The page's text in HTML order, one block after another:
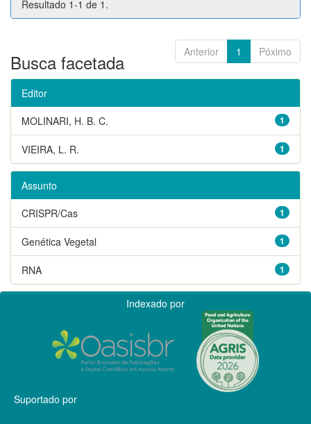
Resultado 1-1 de 1.
Anterior 1 Póximo
Busca facetada
Editor
1
MOLINARI, H. B. C.
1
VIEIRA, L. R.
Assunto
1
CRISPR/Cas
1
Genética Vegetal
1
RNA
Indexado por
Suportado por